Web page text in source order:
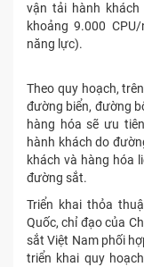
vận tải hành
khoảng 9.000
năng lực).
Theo quy hoạch,
đường biển, đường
hàng hóa sẽ ưu
hành khách do
khách và hàng hóa
đường sắt.
Triển khai thỏa
Quốc, chỉ đạo của
sắt Việt Nam phối
triển khai quy